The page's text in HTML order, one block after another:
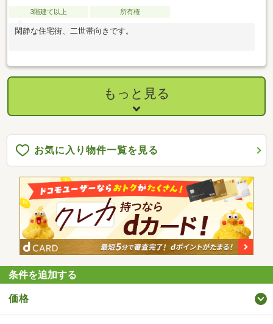
3階建て以上 所有権
閑静な住宅街、二世帯向きです。
もっと見る
お気に入り物件一覧を見る
条件を追加する
価格